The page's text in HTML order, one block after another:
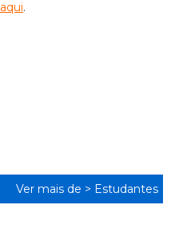
aqui.
Ver mais de > Estudantes